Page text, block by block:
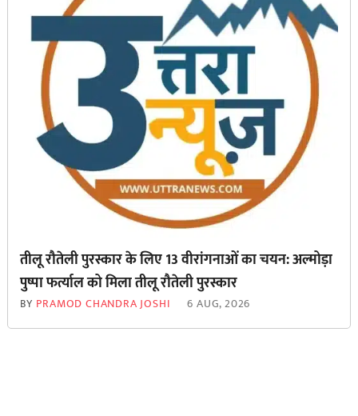
तीलू रौतेली पुरस्कार के लिए 13 वीरांगनाओं का चयन: अल्मोड़ा
पुष्पा फर्त्याल को मिला तीलू रौतेली पुरस्कार
BY PRAMOD CHANDRA JOSHI 6 AUG, 2026